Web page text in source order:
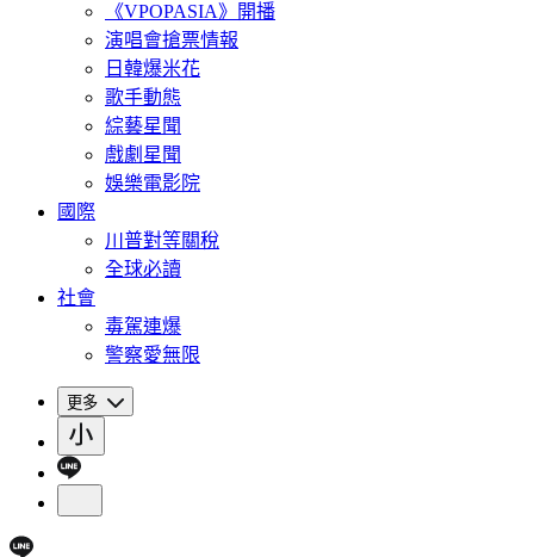
《VPOPASIA》開播
演唱會搶票情報
日韓爆米花
歌手動態
綜藝星聞
戲劇星聞
娛樂電影院
國際
川普對等關稅
全球必讀
社會
毒駕連爆
警察愛無限
更多